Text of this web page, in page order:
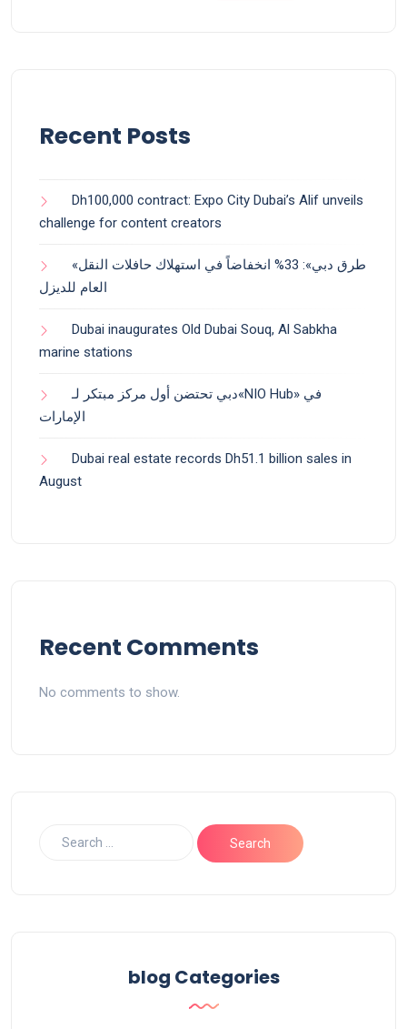
Recent Posts
Dh100,000 contract: Expo City Dubai’s Alif unveils
challenge for content creators
«طرق دبي»: 33% انخفاضاً في استهلاك حافلات النقل
العام للديزل
Dubai inaugurates Old Dubai Souq, Al Sabkha
marine stations
دبي تحتضن أول مركز مبتكر لـ«NIO Hub» في
الإمارات
Dubai real estate records Dh51.1 billion sales in
August
Recent Comments
No comments to show.
blog Categories